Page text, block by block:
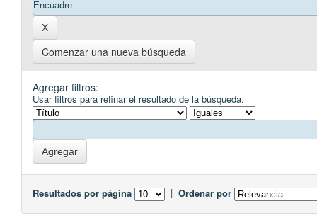
Comenzar una nueva búsqueda
Agregar filtros:
Usar filtros para refinar el resultado de la búsqueda.
Resultados por página | Ordenar por